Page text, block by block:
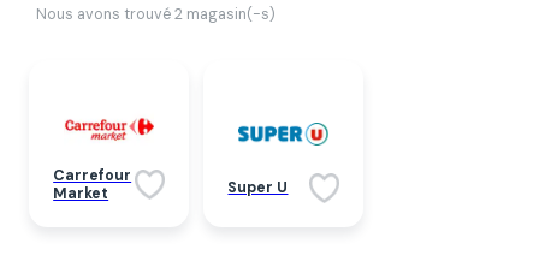
Nous avons trouvé 2 magasin(-s)
Carrefour
Market
Super U